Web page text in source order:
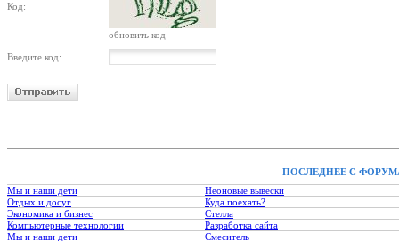
Код:
обновить код
Введите код:
ПОСЛЕДНЕЕ С
Мы и наши дети
Неоновые вывески
Отдых и досуг
Куда поехать?
Экономика и бизнес
Стелла
Компьютерные технологии
Разработка сайта
Мы и наши дети
Смеситель